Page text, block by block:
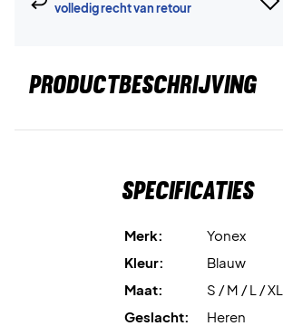
volledig recht van retour
PRODUCTBESCHRIJVING
Specificaties
Merk:
Yonex
Kleur:
Blauw
Maat:
S / M / L / XL
Geslacht:
Heren